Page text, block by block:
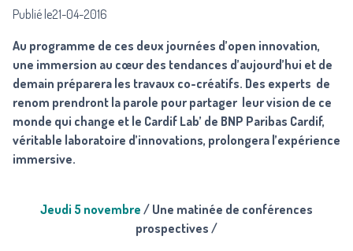
Publié le21-04-2016
Au programme de ces deux journées d’open innovation,
une immersion au cœur des tendances d’aujourd’hui et de
demain préparera les travaux co-créatifs. Des experts de
renom prendront la parole pour partager leur vision de ce
monde qui change et le Cardif Lab’ de BNP Paribas Cardif,
véritable laboratoire d’innovations, prolongera l’expérience
immersive.
Jeudi 5 novembre / Une matinée de conférences
prospectives /